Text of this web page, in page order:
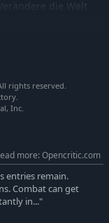
die Welt
indem du "Pläne"
Welt voller
rights reserved.
Inc.
more: Opencritic.com
entries remain.
Combat can get
in..."